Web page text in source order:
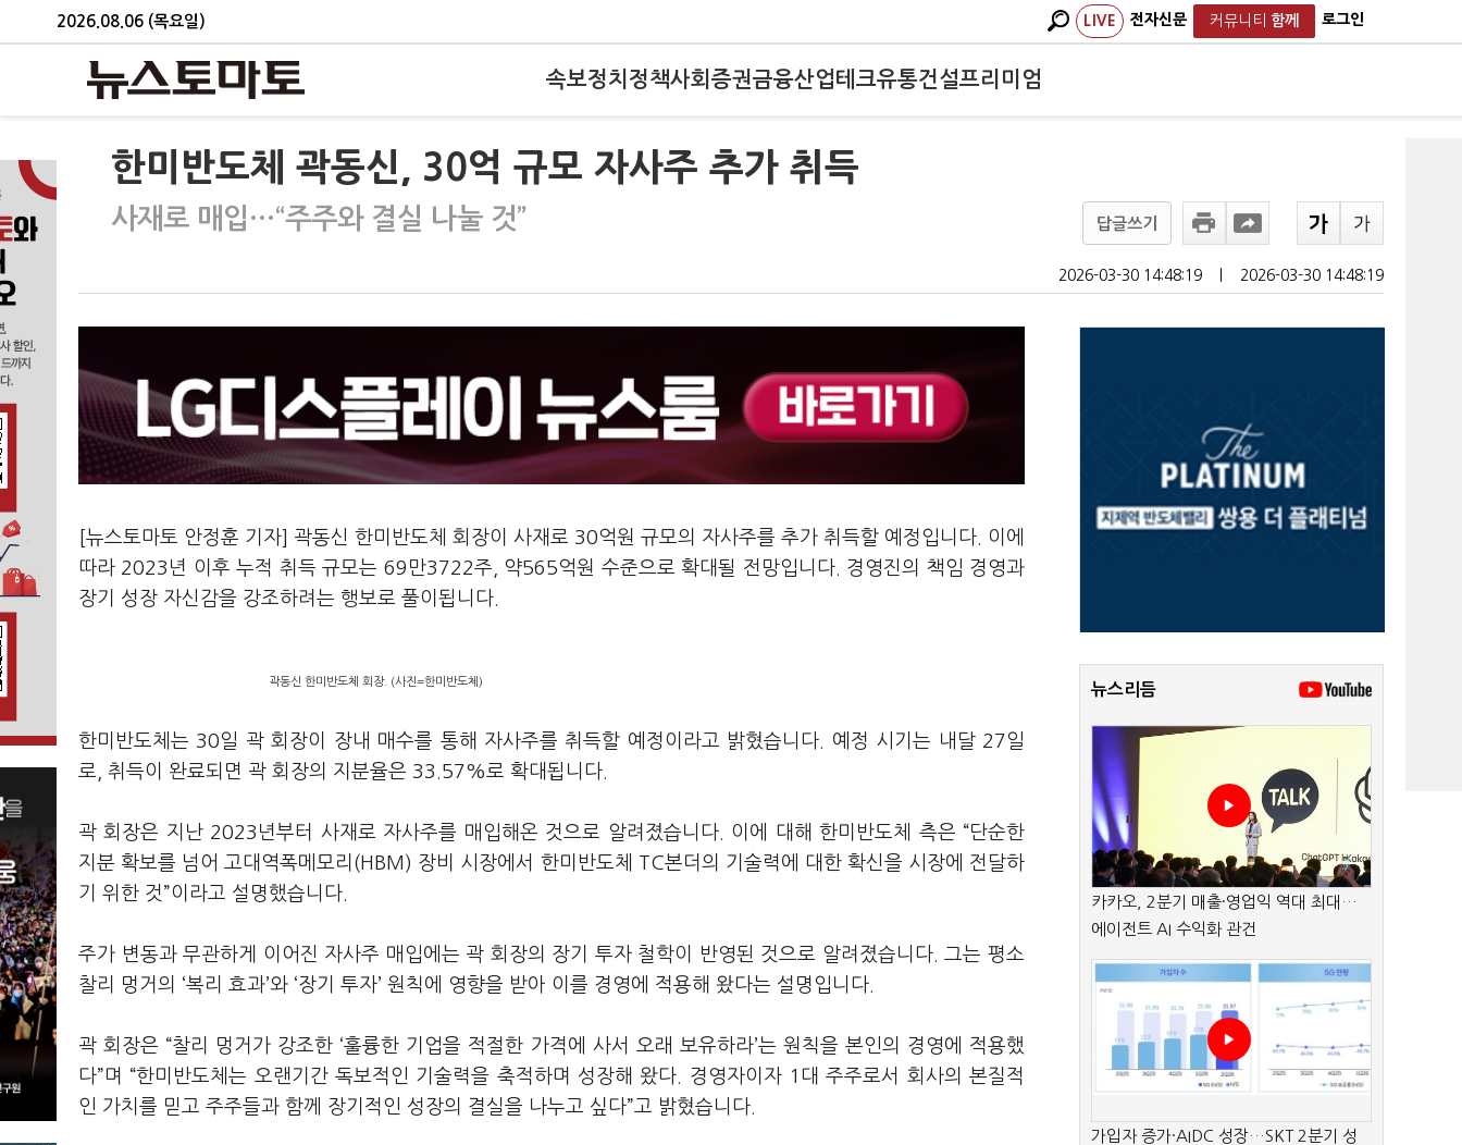
2026.08.06 (목요일) LIVE 전자신문 커뮤니티 함께 로그인
속보정치 정책사회 증권금융산업테크유통건설프리미엄
한미반도체 곽동신, 30억 규모 자사주 추가 취득
사재로 매입…“주주와 결실 나눌 것” 답글쓰기
2026-03-30 14:48:19 2026-03-30 14:48:19
[뉴스토마토 안정훈 기자] 곽동신 한미반도체 회장이 사재로 30억원 규모의 자사주를 추가 취득할 예정입니다. 이에
따라 2023년 이후 누적 취득 규모는 69만3722주, 약565억원 수준으로 확대될 전망입니다. 경영진의 책임 경영과
장기 성장 자신감을 강조하려는 행보로 풀이됩니다.
곽동신 한미반도체 회장. (사진=한미반도체)
한미반도체는 30일 곽 회장이 장내 매수를 통해 자사주를 취득할 예정이라고 밝혔습니다. 예정 시기는 내달 27일
로, 취득이 완료되면 곽 회장의 지분율은 33.57%로 확대됩니다.
곽 회장은 지난 2023년부터 사재로 자사주를 매입해온 것으로 알려졌습니다. 이에 대해 한미반도체 측은 “단순한
지분 확보를 넘어 고대역폭메모리(HBM) 장비 시장에서 한미반도체 TC본더의 기술력에 대한 확신을 시장에 전달하
기 위한 것”이라고 설명했습니다.
주가 변동과 무관하게 이어진 자사주 매입에는 곽 회장의 장기 투자 철학이 반영된 것으로 알려졌습니다. 그는 평소
찰리 멍거의 ‘복리 효과’와 ‘장기 투자’ 원칙에 영향을 받아 이를 경영에 적용해 왔다는 설명입니다.
곽 회장은 “찰리 멍거가 강조한 ‘훌륭한 기업을 적절한 가격에 사서 오래 보유하라’는 원칙을 본인의 경영에 적용했
다”며 “한미반도체는 오랜기간 독보적인 기술력을 축적하며 성장해 왔다. 경영자이자 1대 주주로서 회사의 본질적
인 가치를 믿고 주주들과 함께 장기적인 성장의 결실을 나누고 싶다”고 밝혔습니다.
뉴스리듬
카카오, 2분기 매출·영업익 역대 최대…
에이전트 AI 수익화 관건
가입자 증가·AIDC 성장…SKT 2분기 성